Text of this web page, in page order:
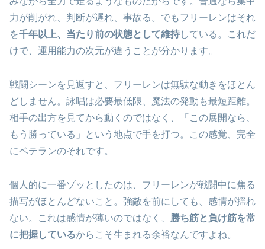
力が削がれ、判断が遅れ、事故る。でもフリーレンはそれ
を千年以上、当たり前の状態として維持している。これだ
けで、運用能力の次元が違うことが分かります。
戦闘シーンを見返すと、フリーレンは無駄な動きをほとん
どしません。詠唱は必要最低限、魔法の発動も最短距離。
相手の出方を見てから動くのではなく、「この展開なら、
もう勝っている」という地点で手を打つ。この感覚、完全
にベテランのそれです。
個人的に一番ゾッとしたのは、フリーレンが戦闘中に焦る
描写がほとんどないこと。強敵を前にしても、感情が揺れ
ない。これは感情が薄いのではなく、 勝ち筋と負け筋を常
に把握しているからこそ生まれる余裕なんですよね。